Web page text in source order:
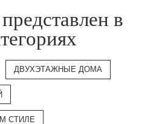
в
ДВУХЭТАЖНЫЕ ДОМА
СТИЛЕ